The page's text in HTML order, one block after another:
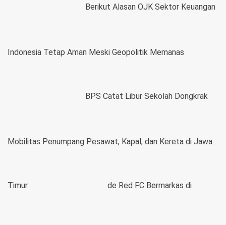
Berikut Alasan OJK Sektor Keuangan
Indonesia Tetap Aman Meski Geopolitik Memanas
BPS Catat Libur Sekolah Dongkrak
Mobilitas Penumpang Pesawat, Kapal, dan Kereta di Jawa
Timur de Red FC Bermarkas di